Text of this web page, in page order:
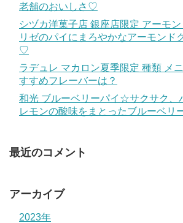
老舗のおいしさ♡
シヅカ洋菓子店 銀座店限定 アーモ
リゼのパイにまろやかなアーモンド
♡
ラデュレ マカロン夏季限定 種類 メ
すすめフレーバーは？
和光 ブルーベリーパイ☆サクサク、
レモンの酸味をまとったブルーベリ
最近のコメント
アーカイブ
2023年